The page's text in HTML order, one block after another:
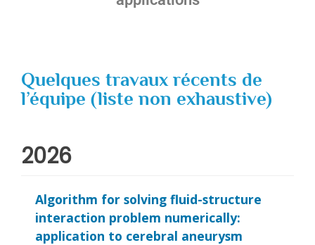
Quelques travaux récents de
l’équipe (liste non exhaustive)
2026
Algorithm for solving fluid-structure
interaction problem numerically:
application to cerebral aneurysm